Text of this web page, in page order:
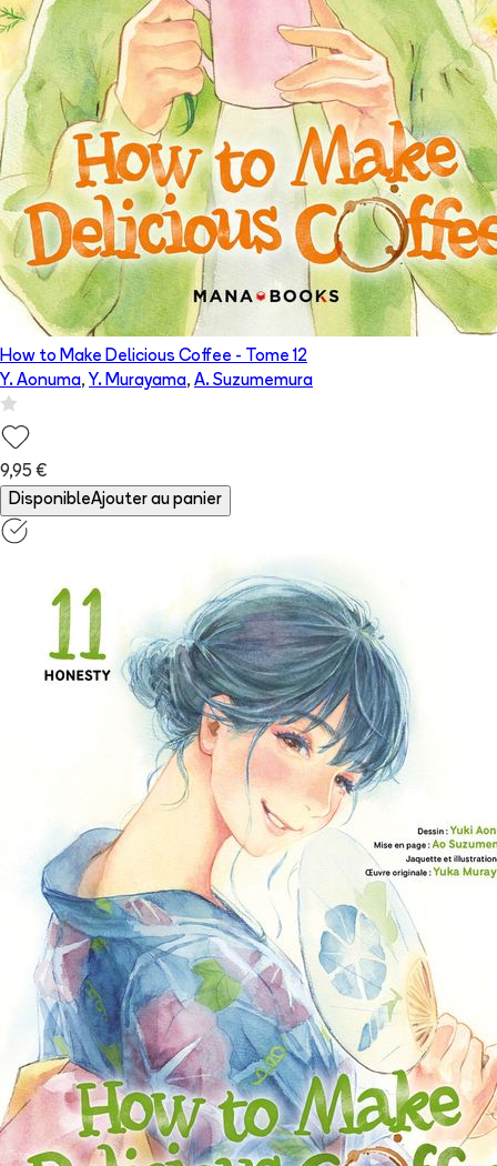
How to Make Delicious Coffee - Tome 12
Y. Aonuma, Y. Murayama, A. Suzumemura
9,95 €
DisponibleAjouter au panier